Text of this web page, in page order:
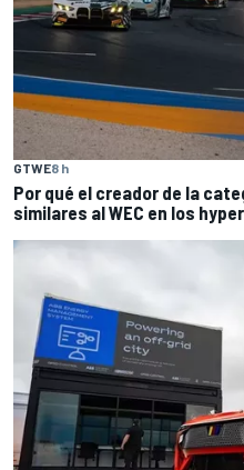
GTWE8 h
Por qué el creador de la
similares al WEC en los